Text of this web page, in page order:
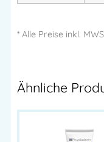
der Haut
* Alle Preise inkl.
Ähnliche